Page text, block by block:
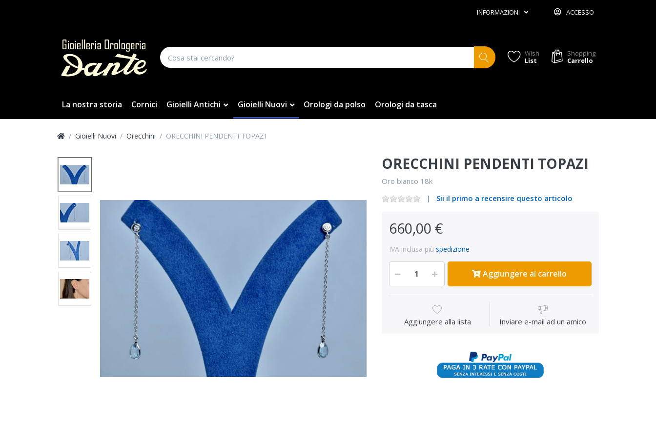
INFORMAZIONI ACCESSO
Wish
List
Shopping
Carrello
La nostra storia Cornici Gioielli Antichi Gioielli Nuovi Orologi da polso Orologi da tasca
Gioielli Nuovi Orecchini ORECCHINI PENDENTI TOPAZI
ORECCHINI PENDENTI TOPAZI
Oro bianco 18k
Sii il primo a recensire questo articolo
660,00 €
IVA inclusa più spedizione
Aggiungere al carrello
Aggiungere alla lista Inviare e-mail ad un amico